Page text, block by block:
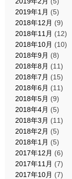
2019年1月 (5)
2018年12月 (9)
2018年11月 (12)
2018年10月 (10)
2018年9月 (8)
2018年8月 (11)
2018年7月 (15)
2018年6月 (11)
2018年5月 (9)
2018年4月 (5)
2018年3月 (11)
2018年2月 (5)
2018年1月 (5)
2017年12月 (6)
2017年11月 (7)
2017年10月 (7)